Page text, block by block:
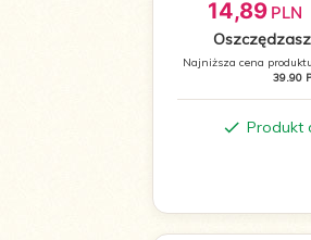
Produkt
14,89 PLN
Najniższa cena
39.90